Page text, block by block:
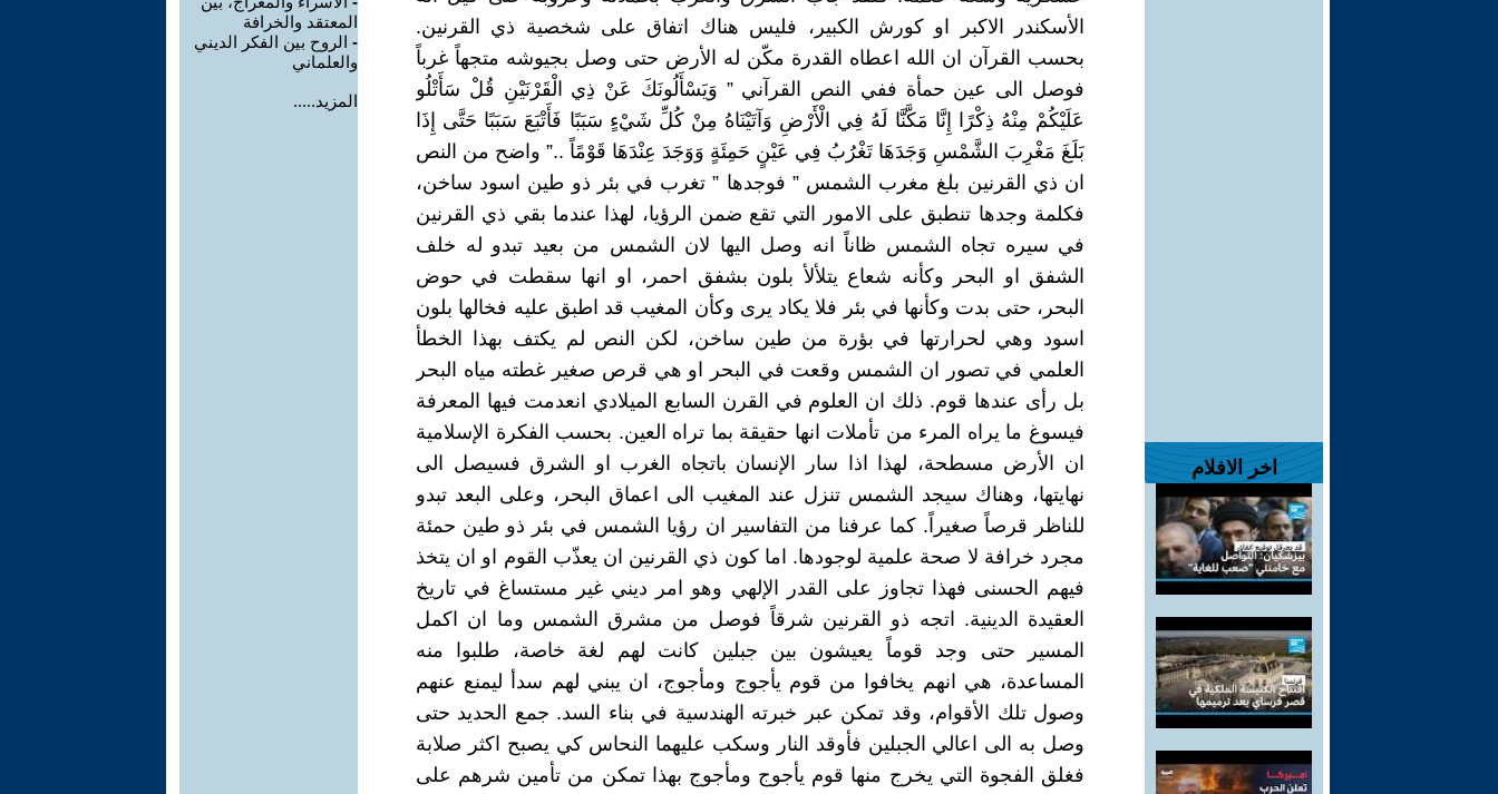
اخر الافلام
الأسكندر الاكبر او كورش الكبير، فليس هناك اتفاق على شخصية ذي القرنين.
بحسب القرآن ان الله اعطاه القدرة مكّن له الأرض حتى وصل بجيوشه متجهاً غرباً
فوصل الى عين حمأة ففي النص القرآني ” وَيَسْأَلُونَكَ عَنْ ذِي الْقَرْنَيْنِ قُلْ سَأَتْلُو
عَلَيْكُمْ مِنْهُ ذِكْرًا إِنَّا مَكَّنَّا لَهُ فِي الْأَرْضِ وَآتَيْنَاهُ مِنْ كُلِّ شَيْءٍ سَبَبًا فَأَتْبَعَ سَبَبًا حَتَّى إِذَا
بَلَغَ مَغْرِبَ الشَّمْسِ وَجَدَهَا تَغْرُبُ فِي عَيْنٍ حَمِئَةٍ وَوَجَدَ عِنْدَهَا قَوْمًاً ..” واضح من النص
ان ذي القرنين بلغ مغرب الشمس ” فوجدها ” تغرب في بئر ذو طين اسود ساخن،
فكلمة وجدها تنطبق على الامور التي تقع ضمن الرؤيا، لهذا عندما بقي ذي القرنين
في سيره تجاه الشمس ظاناً انه وصل اليها لان الشمس من بعيد تبدو له خلف
الشفق او البحر وكأنه شعاع يتلألأ بلون بشفق احمر، او انها سقطت في حوض
البحر، حتى بدت وكأنها في بئر فلا يكاد يرى وكأن المغيب قد اطبق عليه فخالها بلون
اسود وهي لحرارتها في بؤرة من طين ساخن، لكن النص لم يكتف بهذا الخطأ
العلمي في تصور ان الشمس وقعت في البحر او هي قرص صغير غطته مياه البحر
بل رأى عندها قوم. ذلك ان العلوم في القرن السابع الميلادي انعدمت فيها المعرفة
فيسوغ ما يراه المرء من تأملات انها حقيقة بما تراه العين. بحسب الفكرة الإسلامية
ان الأرض مسطحة، لهذا اذا سار الإنسان باتجاه الغرب او الشرق فسيصل الى
نهايتها، وهناك سيجد الشمس تنزل عند المغيب الى اعماق البحر، وعلى البعد تبدو
للناظر قرصاً صغيراً. كما عرفنا من التفاسير ان رؤيا الشمس في بئر ذو طين حمئة
مجرد خرافة لا صحة علمية لوجودها. اما كون ذي القرنين ان يعذّب القوم او ان يتخذ
فيهم الحسنى فهذا تجاوز على القدر الإلهي وهو امر ديني غير مستساغ في تاريخ
العقيدة الدينية. اتجه ذو القرنين شرقاً فوصل من مشرق الشمس وما ان اكمل
المسير حتى وجد قوماً يعيشون بين جبلين كانت لهم لغة خاصة، طلبوا منه
المساعدة، هي انهم يخافوا من قوم يأجوج ومأجوج، ان يبني لهم سدأ ليمنع عنهم
وصول تلك الأقوام، وقد تمكن عبر خبرته الهندسية في بناء السد. جمع الحديد حتى
وصل به الى اعالي الجبلين فأوقد النار وسكب عليهما النحاس كي يصبح اكثر صلابة
فغلق الفجوة التي يخرج منها قوم يأجوج ومأجوج بهذا تمكن من تأمين شرهم على
المعتقد والخرافة
- الروح بين الفكر الديني
والعلماني
المزيد.....